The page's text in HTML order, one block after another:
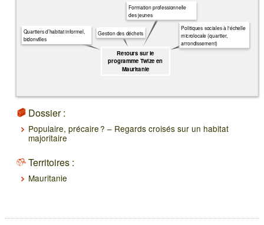
Retours sur le
programme Twize en
Mauritanie
Politiques sociales à l'échelle
microlocale (quartier,
arrondissement)
Formation professionnelle
des jeunes
Gestion des déchets
Quartiers d’habitat informel,
bidonvilles
Dossier :
Populaire, précaire ? – Regards croisés sur un habitat
majoritaire
Territoires :
Mauritanie